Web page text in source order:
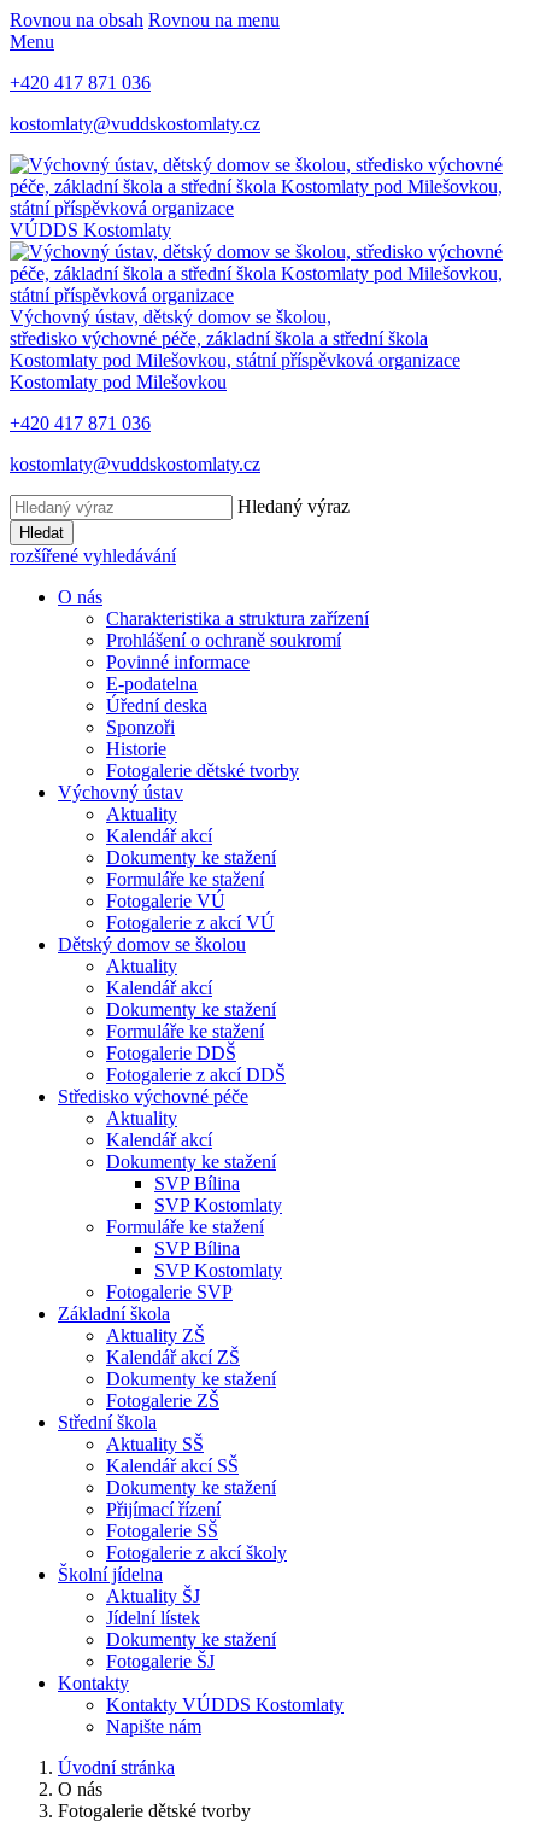
Rovnou na obsah Rovnou na menu
Menu
+420 417 871 036
kostomlaty@vuddskostomlaty.cz
VÚDDS Kostomlaty
Výchovný ústav, dětský domov se školou,
středisko výchovné péče, základní škola a střední škola
Kostomlaty pod Milešovkou, státní příspěvková organizace
Kostomlaty pod Milešovkou
+420 417 871 036
kostomlaty@vuddskostomlaty.cz
Hledaný výraz
Hledat
rozšířené vyhledávání
O nás
Charakteristika a struktura zařízení
Prohlášení o ochraně soukromí
Povinné informace
E-podatelna
Úřední deska
Sponzoři
Historie
Fotogalerie dětské tvorby
Výchovný ústav
Aktuality
Kalendář akcí
Dokumenty ke stažení
Formuláře ke stažení
Fotogalerie VÚ
Fotogalerie z akcí VÚ
Dětský domov se školou
Aktuality
Kalendář akcí
Dokumenty ke stažení
Formuláře ke stažení
Fotogalerie DDŠ
Fotogalerie z akcí DDŠ
Středisko výchovné péče
Aktuality
Kalendář akcí
Dokumenty ke stažení
SVP Bílina
SVP Kostomlaty
Formuláře ke stažení
SVP Bílina
SVP Kostomlaty
Fotogalerie SVP
Základní škola
Aktuality ZŠ
Kalendář akcí ZŠ
Dokumenty ke stažení
Fotogalerie ZŠ
Střední škola
Aktuality SŠ
Kalendář akcí SŠ
Dokumenty ke stažení
Přijímací řízení
Fotogalerie SŠ
Fotogalerie z akcí školy
Školní jídelna
Aktuality ŠJ
Jídelní lístek
Dokumenty ke stažení
Fotogalerie ŠJ
Kontakty
Kontakty VÚDDS Kostomlaty
Napište nám
Úvodní stránka
O nás
Fotogalerie dětské tvorby